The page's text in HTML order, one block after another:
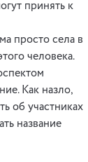
принять к
просто села в
человека.
Как назло,
об участниках
название